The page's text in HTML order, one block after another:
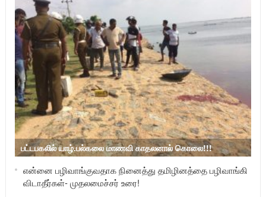
பட்டபகலில் யாழ்.பல்கலை மாணவி காதலனால் கொலை!!!
என்னை பழிவாங்குவதாக நினைத்து தமிழினத்தை பழிவாங்கி
விடாதீர்கள்- முதலமைச்சர் உரை!